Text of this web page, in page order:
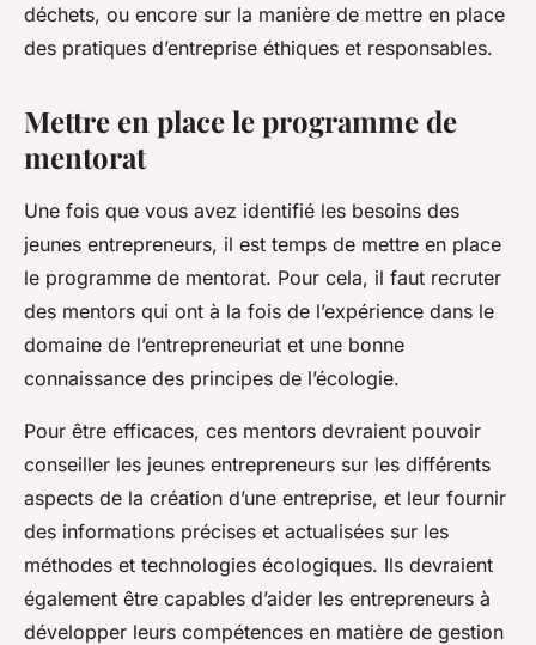
déchets, ou encore sur la manière de mettre en place
des pratiques d’entreprise éthiques et responsables.
Mettre en place le programme de
mentorat
Une fois que vous avez identifié les besoins des
jeunes entrepreneurs, il est temps de mettre en place
le programme de mentorat. Pour cela, il faut recruter
des mentors qui ont à la fois de l’expérience dans le
domaine de l’entrepreneuriat et une bonne
connaissance des principes de l’écologie.
Pour être efficaces, ces mentors devraient pouvoir
conseiller les jeunes entrepreneurs sur les différents
aspects de la création d’une entreprise, et leur fournir
des informations précises et actualisées sur les
méthodes et technologies écologiques. Ils devraient
également être capables d’aider les entrepreneurs à
développer leurs compétences en matière de gestion